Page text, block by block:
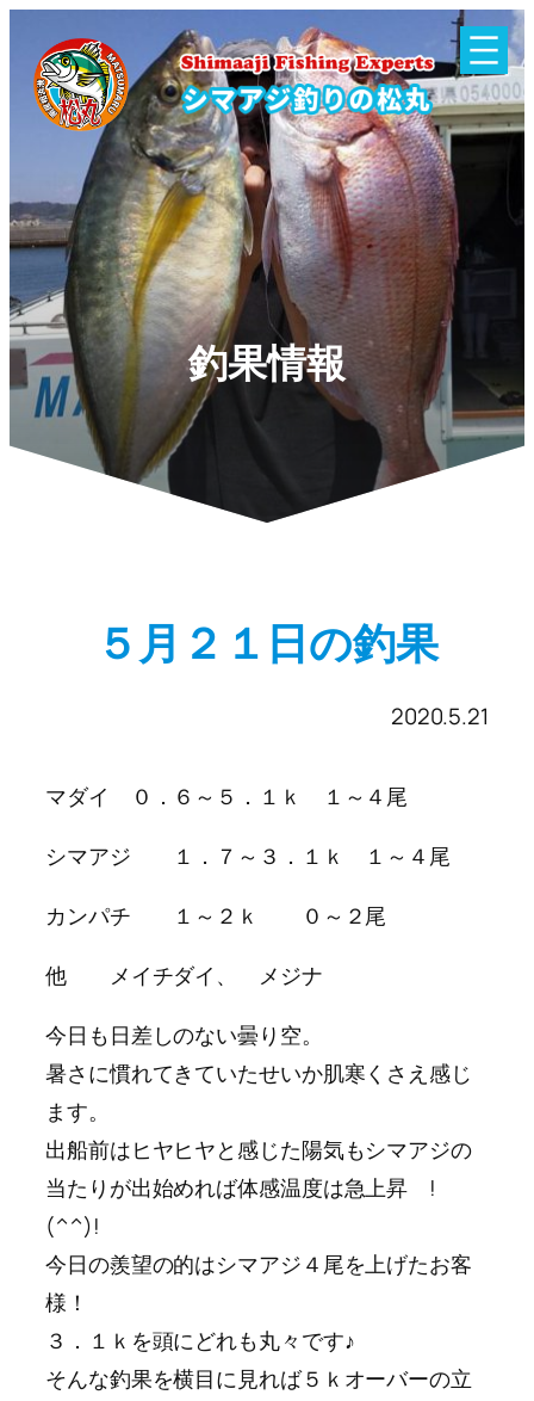
釣果情報
５月２１日の釣果
2020.5.21
マダイ ０．６～５．１ｋ １～４尾
シマアジ １．７～３．１ｋ １～４尾
カンパチ １～２ｋ ０～２尾
他 メイチダイ、 メジナ
今日も日差しのない曇り空。
暑さに慣れてきていたせいか肌寒くさえ感じ
ます。
出船前はヒヤヒヤと感じた陽気もシマアジの
当たりが出始めれば体感温度は急上昇 !
(^^)!
今日の羨望の的はシマアジ４尾を上げたお客
様！
３．１ｋを頭にどれも丸々です♪
そんな釣果を横目に見れば５ｋオーバーの立